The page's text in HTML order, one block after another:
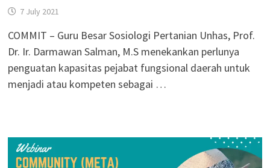
7 July 2021
COMMIT – Guru Besar Sosiologi Pertanian Unhas, Prof.
Dr. Ir. Darmawan Salman, M.S menekankan perlunya
penguatan kapasitas pejabat fungsional daerah untuk
menjadi atau kompeten sebagai …